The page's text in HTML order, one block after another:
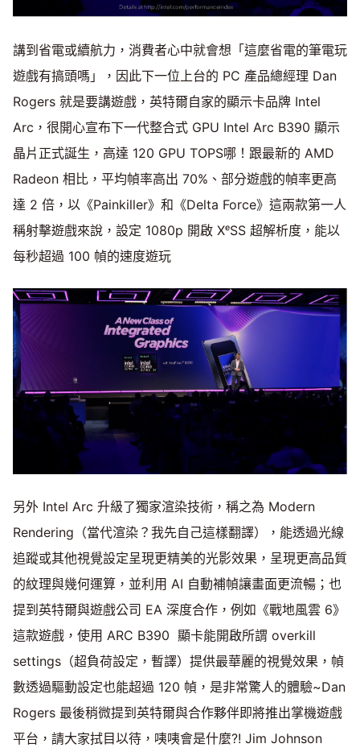
講到省電或續航力，消費者心中就會想「這麼省電的筆電玩
遊戲有搞頭嗎」，因此下一位上台的 PC 產品總經理 Dan
Rogers 就是要講遊戲，英特爾自家的顯示卡品牌 Intel
Arc，很開心宣布下一代整合式 GPU Intel Arc B390 顯示
晶片正式誕生，高達 120 GPU TOPS哪！跟最新的 AMD
Radeon 相比，平均幀率高出 70%、部分遊戲的幀率更高
達 2 倍，以《Painkiller》和《Delta Force》這兩款第一人
稱射擊遊戲來說，設定 1080p 開啟 XᵉSS 超解析度，能以
每秒超過 100 幀的速度遊玩
另外 Intel Arc 升級了獨家渲染技術，稱之為 Modern
Rendering（當代渲染？我先自己這樣翻譯），能透過光線
追蹤或其他視覺設定呈現更精美的光影效果，呈現更高品質
的紋理與幾何運算，並利用 AI 自動補幀讓畫面更流暢；也
提到英特爾與遊戲公司 EA 深度合作，例如《戰地風雲 6》
這款遊戲，使用 ARC B390 顯卡能開啟所謂 overkill
settings（超負荷設定，暫譯）提供最華麗的視覺效果，幀
數透過驅動設定也能超過 120 幀，是非常驚人的體驗~Dan
Rogers 最後稍微提到英特爾與合作夥伴即將推出掌機遊戲
平台，請大家拭目以待，咦咦會是什麼?! Jim Johnson